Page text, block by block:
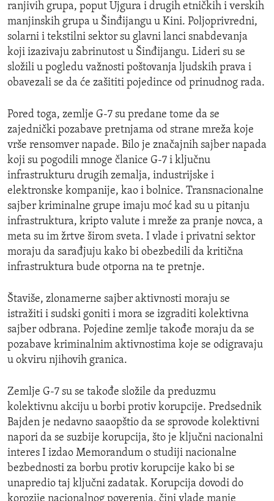
ranjivih grupa, poput Ujgura i drugih etničkih i verskih
manjinskih grupa u Šinđijangu u Kini. Poljoprivredni,
solarni i tekstilni sektor su glavni lanci snabdevanja
koji izazivaju zabrinutost u Šinđijangu. Lideri su se
složili u pogledu važnosti poštovanja ljudskih prava i
obavezali se da će zašititi pojedince od prinudnog rada.
Pored toga, zemlje G-7 su predane tome da se
zajednički pozabave pretnjama od strane mreža koje
vrše rensomver napade. Bilo je značajnih sajber napada
koji su pogodili mnoge članice G-7 i ključnu
infrastrukturu drugih zemalja, industrijske i
elektronske kompanije, kao i bolnice. Transnacionalne
sajber kriminalne grupe imaju moć kad su u pitanju
infrastruktura, kripto valute i mreže za pranje novca, a
meta su im žrtve širom sveta. I vlade i privatni sektor
moraju da sarađjuju kako bi obezbedili da kritična
infrastruktura bude otporna na te pretnje.
Štaviše, zlonamerne sajber aktivnosti moraju se
istražiti i sudski goniti i mora se izgraditi kolektivna
sajber odbrana. Pojedine zemlje takođe moraju da se
pozabave kriminalnim aktivnostima koje se odigravaju
u okviru njihovih granica.
Zemlje G-7 su se takođe složile da preduzmu
kolektivnu akciju u borbi protiv korupcije. Predsednik
Bajden je nedavno saaopštio da se sprovode kolektivni
napori da se suzbije korupcija, što je ključni nacionalni
interes I izdao Memorandum o studiji nacionalne
bezbednosti za borbu protiv korupcije kako bi se
unapredio taj ključni zadatak. Korupcija dovodi do